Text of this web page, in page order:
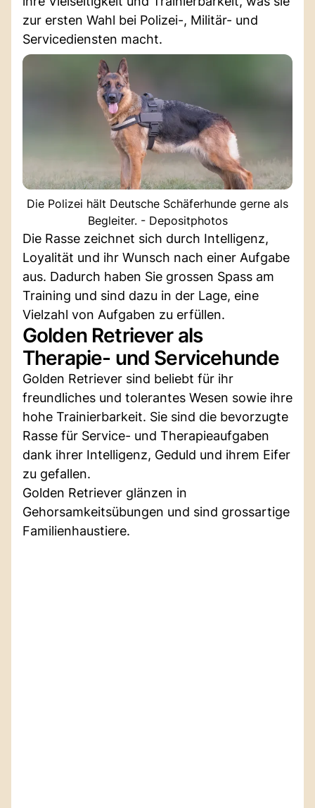
zur ersten Wahl bei Polizei-, Militär- und
Servicediensten macht.
Die Polizei hält Deutsche Schäferhunde gerne als
Begleiter. - Depositphotos
Die Rasse zeichnet sich durch Intelligenz,
Loyalität und ihr Wunsch nach einer Aufgabe
aus. Dadurch haben Sie grossen Spass am
Training und sind dazu in der Lage, eine
Vielzahl von Aufgaben zu erfüllen.
Golden Retriever als
Therapie- und Servicehunde
Golden Retriever sind beliebt für ihr
freundliches und tolerantes Wesen sowie ihre
hohe Trainierbarkeit. Sie sind die bevorzugte
Rasse für Service- und Therapieaufgaben
dank ihrer Intelligenz, Geduld und ihrem Eifer
zu gefallen.
Golden Retriever glänzen in
Gehorsamkeitsübungen und sind grossartige
Familienhaustiere.